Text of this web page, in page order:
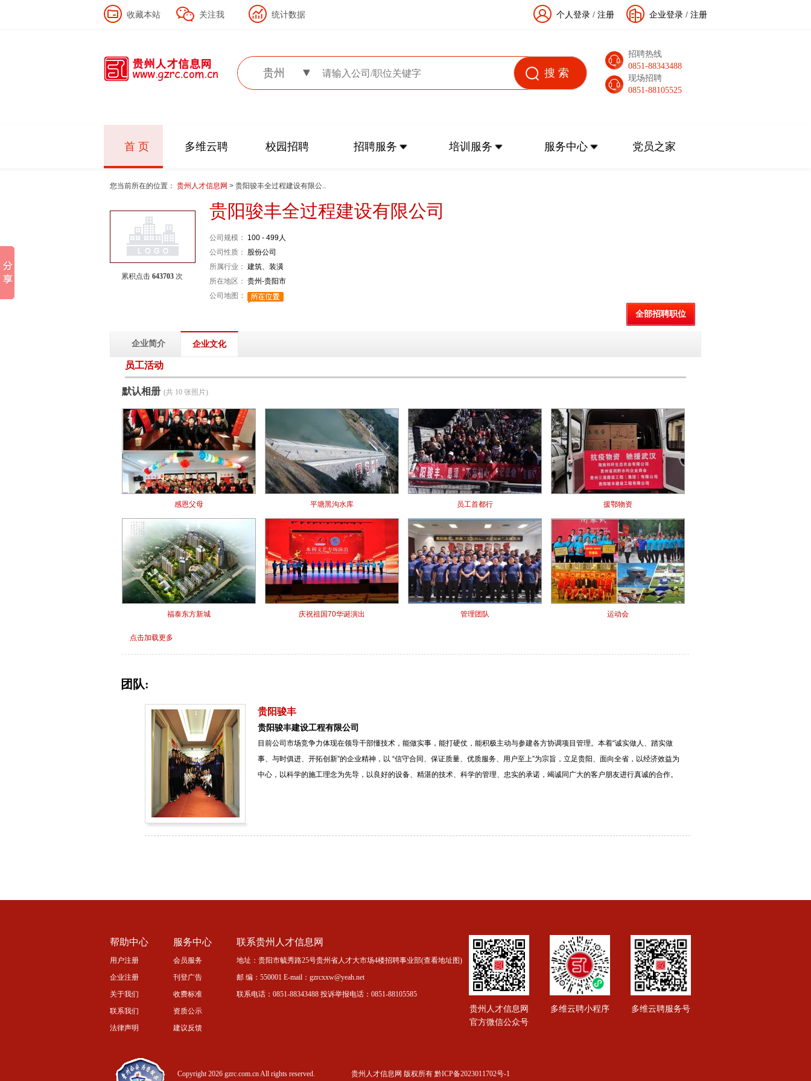
收藏本站 关注我 统计数据 企业登录 / 注册
个人登录 / 注册
贵州
招聘热线
0851-88343488
现场招聘
0851-88105525
首 页 多维云聘 校园招聘 招聘服务 培训服务 服务中心 党员之家
您当前所在的位置： 贵州人才信息网 > 贵阳骏丰全过程建设有限公..
累积点击 643703 次
贵阳骏丰全过程建设有限公司
公司规模：
100 - 499人
公司性质：
股份公司
所属行业： 建筑、装潢
所在地区： 贵州-贵阳市
公司地图：
全部招聘职位
企业简介 企业文化
员工活动
默认相册 (共 10 张照片)
感恩父母 平塘黑沟水库 员工首都行 援鄂物资
福泰东方新城 庆祝祖国70华诞演出 管理团队 运动会
点击加载更多
团队:
贵阳骏丰
贵阳骏丰建设工程有限公司
目前公司市场竞争力体现在领导干部懂技术，能做实事，能打硬仗，能积极主动与参建各方协调项目管理。本着“诚实做人、踏实做
事、与时俱进、开拓创新”的企业精神，以 “信守合同、保证质量、优质服务、用户至上”为宗旨，立足贵阳、面向全省，以经济效益为
中心，以科学的施工理念为先导，以良好的设备、精湛的技术、科学的管理、忠实的承诺，竭诚同广大的客户朋友进行真诚的合作。
帮助中心
用户注册
企业注册
关于我们
联系我们
法律声明
服务中心
会员服务
刊登广告
收费标准
资质公示
建议反馈
联系贵州人才信息网
地址：贵阳市毓秀路25号贵州省人才大市场4楼招聘事业部(查看地址图)
邮 编：550001 E-mail：gzrcxxw@yeah.net
联系电话：0851-88343488 投诉举报电话：0851-88105585
贵州人才信息网
官方微信公众号
多维云聘小程序 多维云聘服务号
Copyright 2026 gzrc.com.cn All rights reserved. 贵州人才信息网 版权所有 黔ICP备2023011702号-1